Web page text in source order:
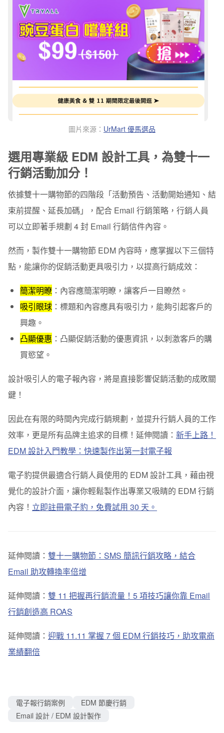
圖片來源： UrMart 優馬選品
選用專業級 EDM 設計工具，為雙十一
行銷活動加分！
依據雙十一購物節的四階段 「活動預告、活動開始通知、結
束前提醒、延長加碼」
，配合 Email 行銷策略，行銷人員
可以立即著手規劃 4 封 Email 行銷信件內容。
然而，製作雙十一購物節 EDM 內容時，應掌握以下三個特
點，能讓你的促銷活動更具吸引力，以提高行銷成效：
簡潔明瞭 ：內容應簡潔明瞭，讓客戶一目瞭然。
吸引眼球 ：標題和內容應具有吸引力，能夠引起客戶的
興趣。
凸顯優惠 ：凸顯促銷活動的優惠資訊，以刺激客戶的購
買慾望。
設計吸引人的電子報內容，將是直接影響促銷活動的成敗關
鍵！
因此在有限的時間內完成行銷規劃，並提升行銷人員的工作
效率，更是所有品牌主追求的目標！延伸閱讀： 新手上路！
EDM 設計入門教學：快速製作出第一封電子報
電子豹提供最適合行銷人員使用的 EDM 設計工具，藉由視
覺化的設計介面，讓你輕鬆製作出專業又吸睛的 EDM 行銷
內容！ 立即註冊電子豹，免費試用 30 天。
延伸閱讀： 雙十一購物節：SMS 簡訊行銷攻略，結合
Email 助攻轉換率倍增
延伸閱讀： 雙 11 把握再行銷流量！5 項技巧讓你靠 Email
行銷創造高 ROAS
延伸閱讀： 迎戰 11.11 掌握 7 個 EDM 行銷技巧，助攻電商
業績翻倍
電子報行銷案例
EDM 節慶行銷
Email 設計 / EDM 設計製作